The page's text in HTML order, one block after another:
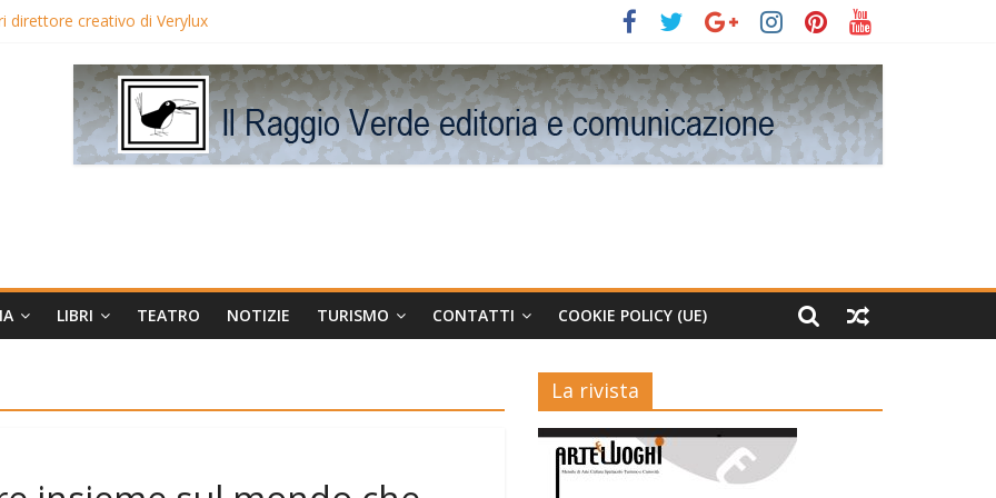
direttore creativo di Verylux
Edwards in proiezione per i LunedìLùmière
la regista Liliana Cavani e Tomas Milian
Avis
LIBRI TEATRO NOTIZIE TURISMO CONTATTI COOKIE POLICY (UE)
La rivista